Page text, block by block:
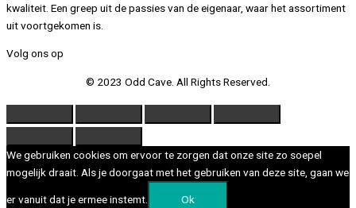
kwaliteit. Een greep uit de passies van de eigenaar, waar het assortiment
uit voortgekomen is.
Volg ons op
© 2023 Odd Cave. All Rights Reserved.
We gebruiken cookies om ervoor te zorgen dat onze site zo soepel
mogelijk draait. Als je doorgaat met het gebruiken van deze site, gaan we
er vanuit dat je ermee instemt. Ok